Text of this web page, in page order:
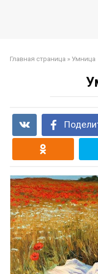
Главная страница » Умница